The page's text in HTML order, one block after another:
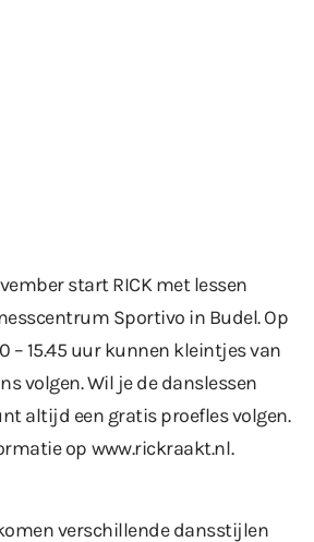
start RICK met lessen
Sportivo in Budel. Op
– 15.45 uur kunnen kleintjes van
volgen. Wil je de danslessen
altijd een gratis proefles volgen.
op www.rickraakt.nl.
verschillende dansstijlen